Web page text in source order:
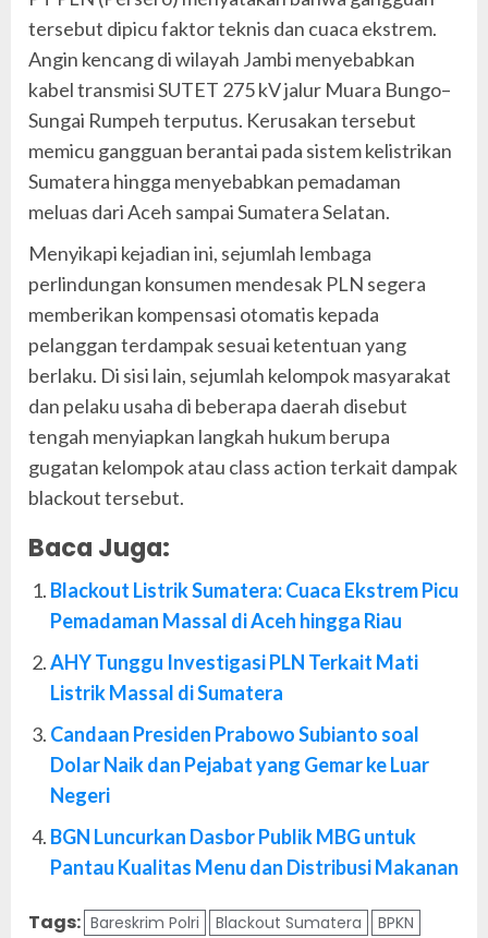
tersebut dipicu faktor teknis dan cuaca ekstrem.
Angin kencang di wilayah Jambi menyebabkan
kabel transmisi SUTET 275 kV jalur Muara Bungo–
Sungai Rumpeh terputus. Kerusakan tersebut
memicu gangguan berantai pada sistem kelistrikan
Sumatera hingga menyebabkan pemadaman
meluas dari Aceh sampai Sumatera Selatan.
Menyikapi kejadian ini, sejumlah lembaga
perlindungan konsumen mendesak PLN segera
memberikan kompensasi otomatis kepada
pelanggan terdampak sesuai ketentuan yang
berlaku. Di sisi lain, sejumlah kelompok masyarakat
dan pelaku usaha di beberapa daerah disebut
tengah menyiapkan langkah hukum berupa
gugatan kelompok atau class action terkait dampak
blackout tersebut.
Baca Juga:
Blackout Listrik Sumatera: Cuaca Ekstrem Picu
Pemadaman Massal di Aceh hingga Riau
AHY Tunggu Investigasi PLN Terkait Mati
Listrik Massal di Sumatera
Candaan Presiden Prabowo Subianto soal
Dolar Naik dan Pejabat yang Gemar ke Luar
Negeri
BGN Luncurkan Dasbor Publik MBG untuk
Pantau Kualitas Menu dan Distribusi Makanan
Tags: Bareskrim Polri Blackout Sumatera BPKN